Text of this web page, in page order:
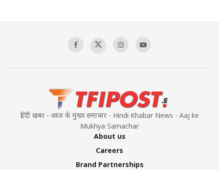
Sagar
हिंदी खबर - आज के मुख्य समाचार - Hindi Khabar News - Aaj ke
Mukhya Samachar
About us
Careers
Brand Partnerships